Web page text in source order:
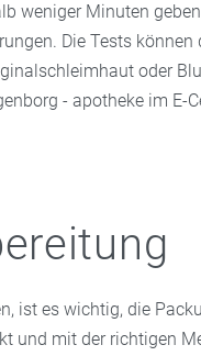
weniger Minuten
Die Tests
oder
- apotheke im E-
ist es wichtig, die
und mit der richtigen